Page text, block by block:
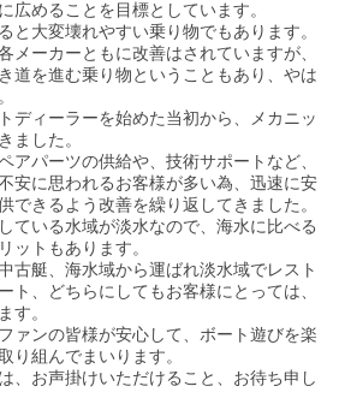
広めることを目標としています。
と大変壊れやすい乗り物でもあります。
メーカーともに改善はされていますが、
道を進む乗り物ということもあり、やは
ディーラーを始めた当初から、メカニッ
ました。
アパーツの供給や、技術サポートなど、
安に思われるお客様が多い為、迅速に安
できるよう改善を繰り返してきました。
ている水域が淡水なので、海水に比べる
ットもあります。
古艇、海水域から運ばれ淡水域でレスト
ト、どちらにしてもお客様にとっては、
す。
ァンの皆様が安心して、ボート遊びを楽
り組んでまいります。
、お声掛けいただけること、お待ち申し